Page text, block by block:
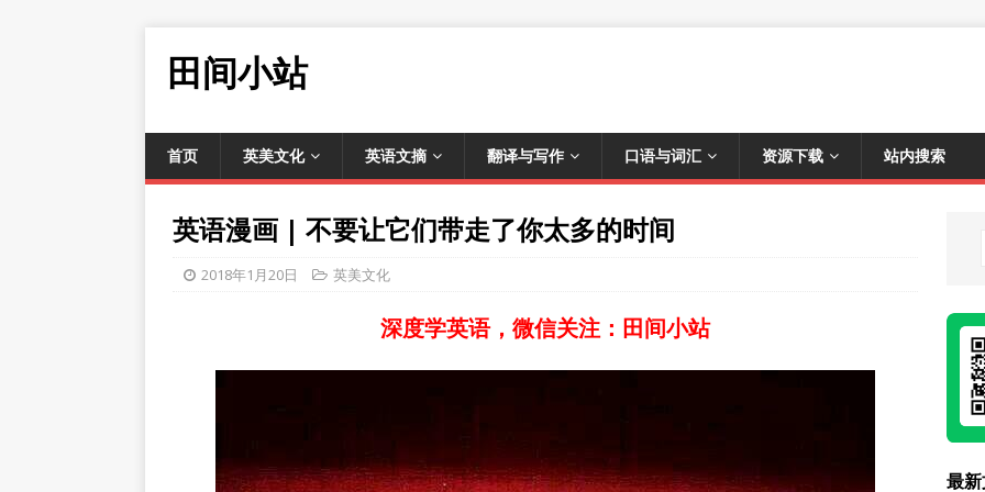
田间小站
首页 英美文化 英语文摘 翻译与写作 口语与词汇 资源下载 站内搜索
英语漫画 | 不要让它们带走了你太多的时间
2018年1月20日 英美文化
深度学英语，微信关注：田间小站
最